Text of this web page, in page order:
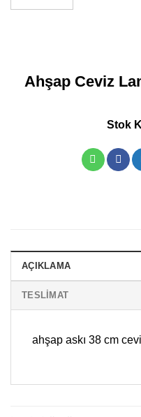
Ahşap Ceviz
Stok
AÇIKLAMA
TESLIMAT
ahşap askı 38 cm